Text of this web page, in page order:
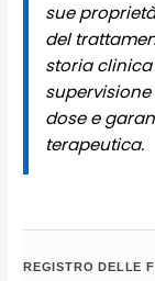
sue
del
storia
dose e
terapeutica.
REGISTRO DELLE